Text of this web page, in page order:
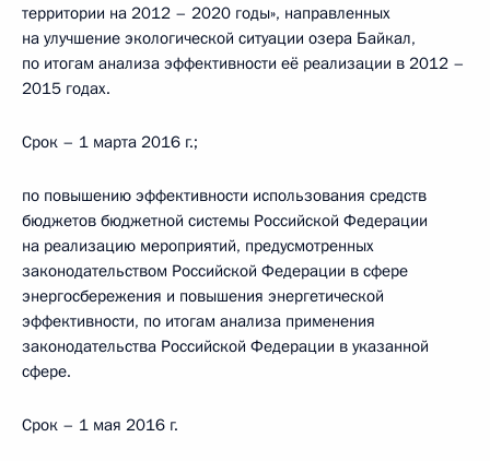
территории на 2012 – 2020 годы», направленных
на улучшение экологической ситуации озера Байкал,
по итогам анализа эффективности её реализации в 2012 –
2015 годах.
Срок – 1 марта 2016 г.;
по повышению эффективности использования средств
бюджетов бюджетной системы Российской Федерации
на реализацию мероприятий, предусмотренных
законодательством Российской Федерации в сфере
энергосбережения и повышения энергетической
эффективности, по итогам анализа применения
законодательства Российской Федерации в указанной
сфере.
Срок – 1 мая 2016 г.